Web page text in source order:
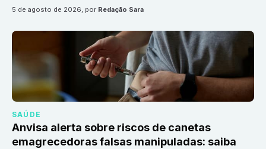
5 de agosto de 2026, por Redação Sara
SAÚDE
Anvisa alerta sobre riscos de canetas
emagrecedoras falsas manipuladas: saiba